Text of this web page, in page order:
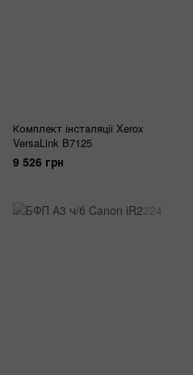
Комплект інсталяції Xerox
VersaLink B7125
9 526 грн